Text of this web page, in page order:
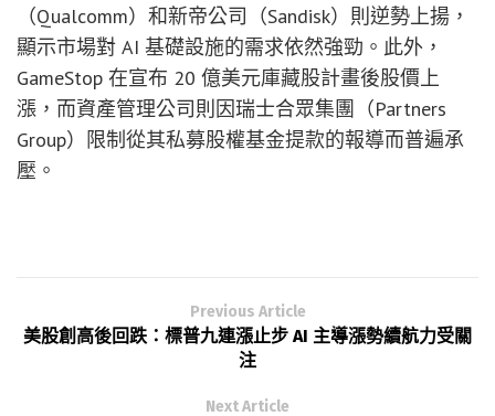
（Qualcomm）和新帝公司（Sandisk）則逆勢上揚，
顯示市場對 AI 基礎設施的需求依然強勁。此外，
GameStop 在宣布 20 億美元庫藏股計畫後股價上
漲，而資產管理公司則因瑞士合眾集團（Partners
Group）限制從其私募股權基金提款的報導而普遍承
壓。
Previous Article
美股創高後回跌：標普九連漲止步 AI 主導漲勢續航力受關
注
Next Article